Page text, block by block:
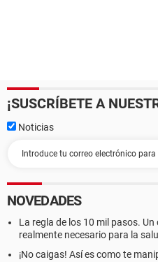
¡SUSCRÍBETE A
Noticias
NOVEDADES
La regla de los 10 mil pasos.
realmente necesario para la
¡No caigas! Así es como te